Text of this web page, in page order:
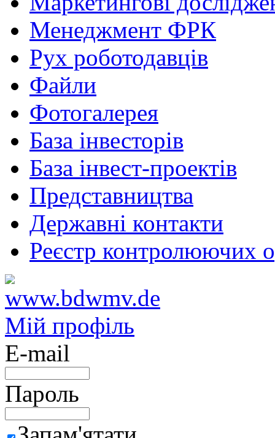
Менеджмент ФРК
Рух роботодавців
Файли
Фотогалерея
База інвесторів
База інвест-проектів
Представництва
Державні контакти
Реєстр контролюючих
Мій профіль
E-mail
Пароль